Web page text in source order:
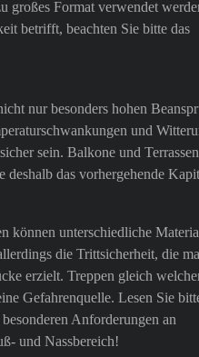
großes Format verwendet
betrifft, beachten Sie bitte das
nur besonders hohen
und
sein. Balkone und
deshalb das vorhergehende
können unterschiedliche
die Trittsicherheit, die
erzielt. Treppen gleich
Gefahrenquelle. Lesen Sie
Anforderungen an
und Nassbereich!